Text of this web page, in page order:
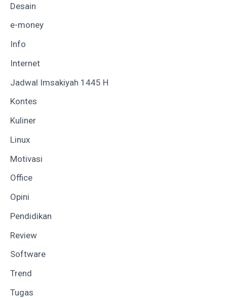
Desain
e-money
Info
Internet
Jadwal Imsakiyah 1445 H
Kontes
Kuliner
Linux
Motivasi
Office
Opini
Pendidikan
Review
Software
Trend
Tugas